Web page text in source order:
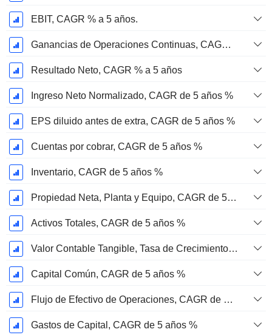
EBIT, CAGR % a 5 años.
Ganancias de Operaciones Continuas, CAGR de 5 Años %
Resultado Neto, CAGR % a 5 años
Ingreso Neto Normalizado, CAGR de 5 años %
EPS diluido antes de extra, CAGR de 5 años %
Cuentas por cobrar, CAGR de 5 años %
Inventario, CAGR de 5 años %
Propiedad Neta, Planta y Equipo, CAGR de 5 años %
Activos Totales, CAGR de 5 años %
Valor Contable Tangible, Tasa de Crecimiento Anual Compuesta de 5 Años %
Capital Común, CAGR de 5 años %
Flujo de Efectivo de Operaciones, CAGR de 5 Años %
Gastos de Capital, CAGR de 5 años %